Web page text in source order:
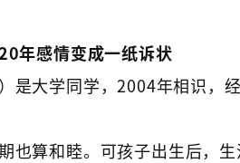
年感情变成一纸诉状
是大学同学，2004年相识，
也算和睦。可孩子出生后